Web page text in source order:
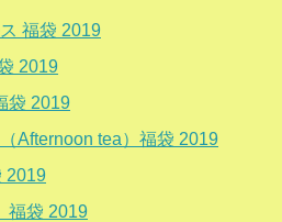
福袋 2019
2019
袋 2019
Afternoon tea）福袋 2019
2019
福袋 2019